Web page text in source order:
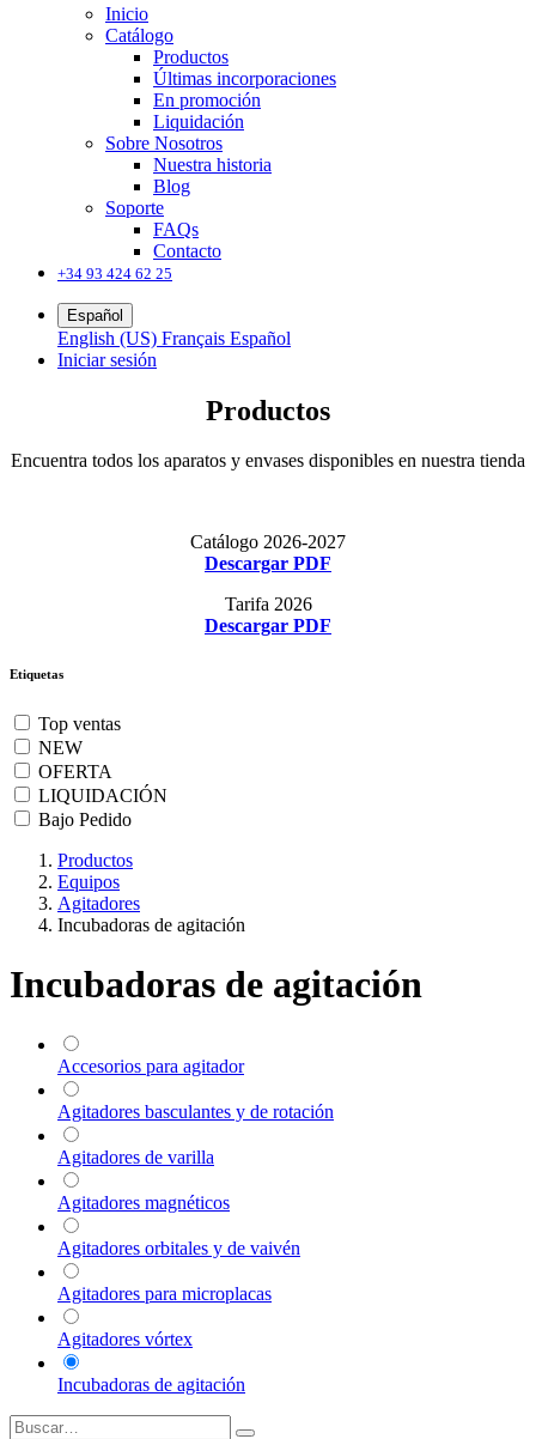
Inicio
Catálogo
Productos
Últimas incorporaciones
En promoción
Liquidación
Sobre Nosotros
Nuestra historia
Blog
Soporte
FAQs
Contacto
+34 93 424 62 25
Español
English (US) Français Español
Iniciar sesión
Productos
Encuentra todos los aparatos y envases disponibles en nuestra tienda
Catálogo 2026-2027
Descargar PDF
Tarifa 2026
Descargar PDF
Etiquetas
Top ventas
NEW
OFERTA
LIQUIDACIÓN
Bajo Pedido
Productos
Equipos
Agitadores
Incubadoras de agitación
Incubadoras de agitación
Accesorios para agitador
Agitadores basculantes y de rotación
Agitadores de varilla
Agitadores magnéticos
Agitadores orbitales y de vaivén
Agitadores para microplacas
Agitadores vórtex
Incubadoras de agitación